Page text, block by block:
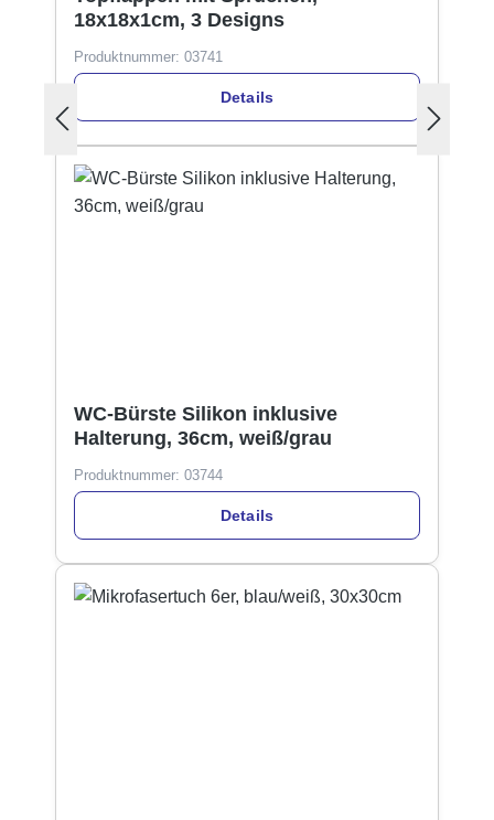
18x18x1cm, 3 Designs
Produktnummer: 03741
Details
WC-Bürste Silikon inklusive
Halterung, 36cm, weiß/grau
Produktnummer: 03744
Details